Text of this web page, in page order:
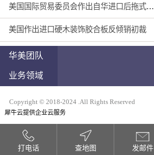
美国国际贸易委员会作出自华进口后拖式草地维护设备及相关零部件第三次反倾销日落复审产业损害终裁
美国作出进口硬木装饰胶合板反倾销初裁
华美团队
业务领域
Copyright © 2018-2024 .All Rights Reserved
犀牛云提供企业云服务
打电话 查地图 发邮件